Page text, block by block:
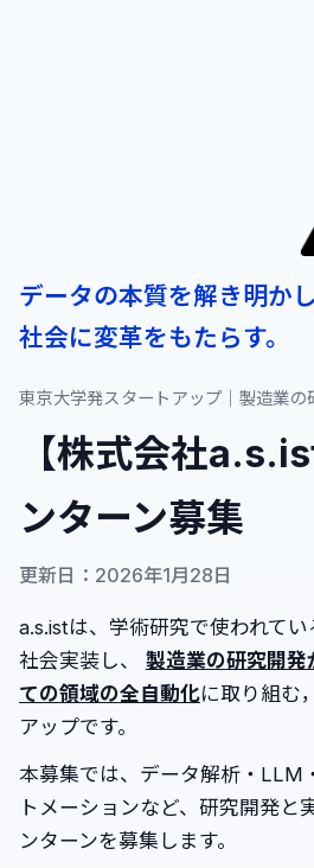
データの本質を解き明か
社会に変革をもたらす。
東京大学発スタートアップ｜製造業の
【株式会社
ンターン募集
更新日：2026年1月28日
a.s.istは、学術研究で使われて
社会実装し、 製造業の研究開発
ての領域の全自動化に取り組む
アップです。
本募集では、データ解析・LLM
トメーションなど、研究開発と
ンターンを募集します。